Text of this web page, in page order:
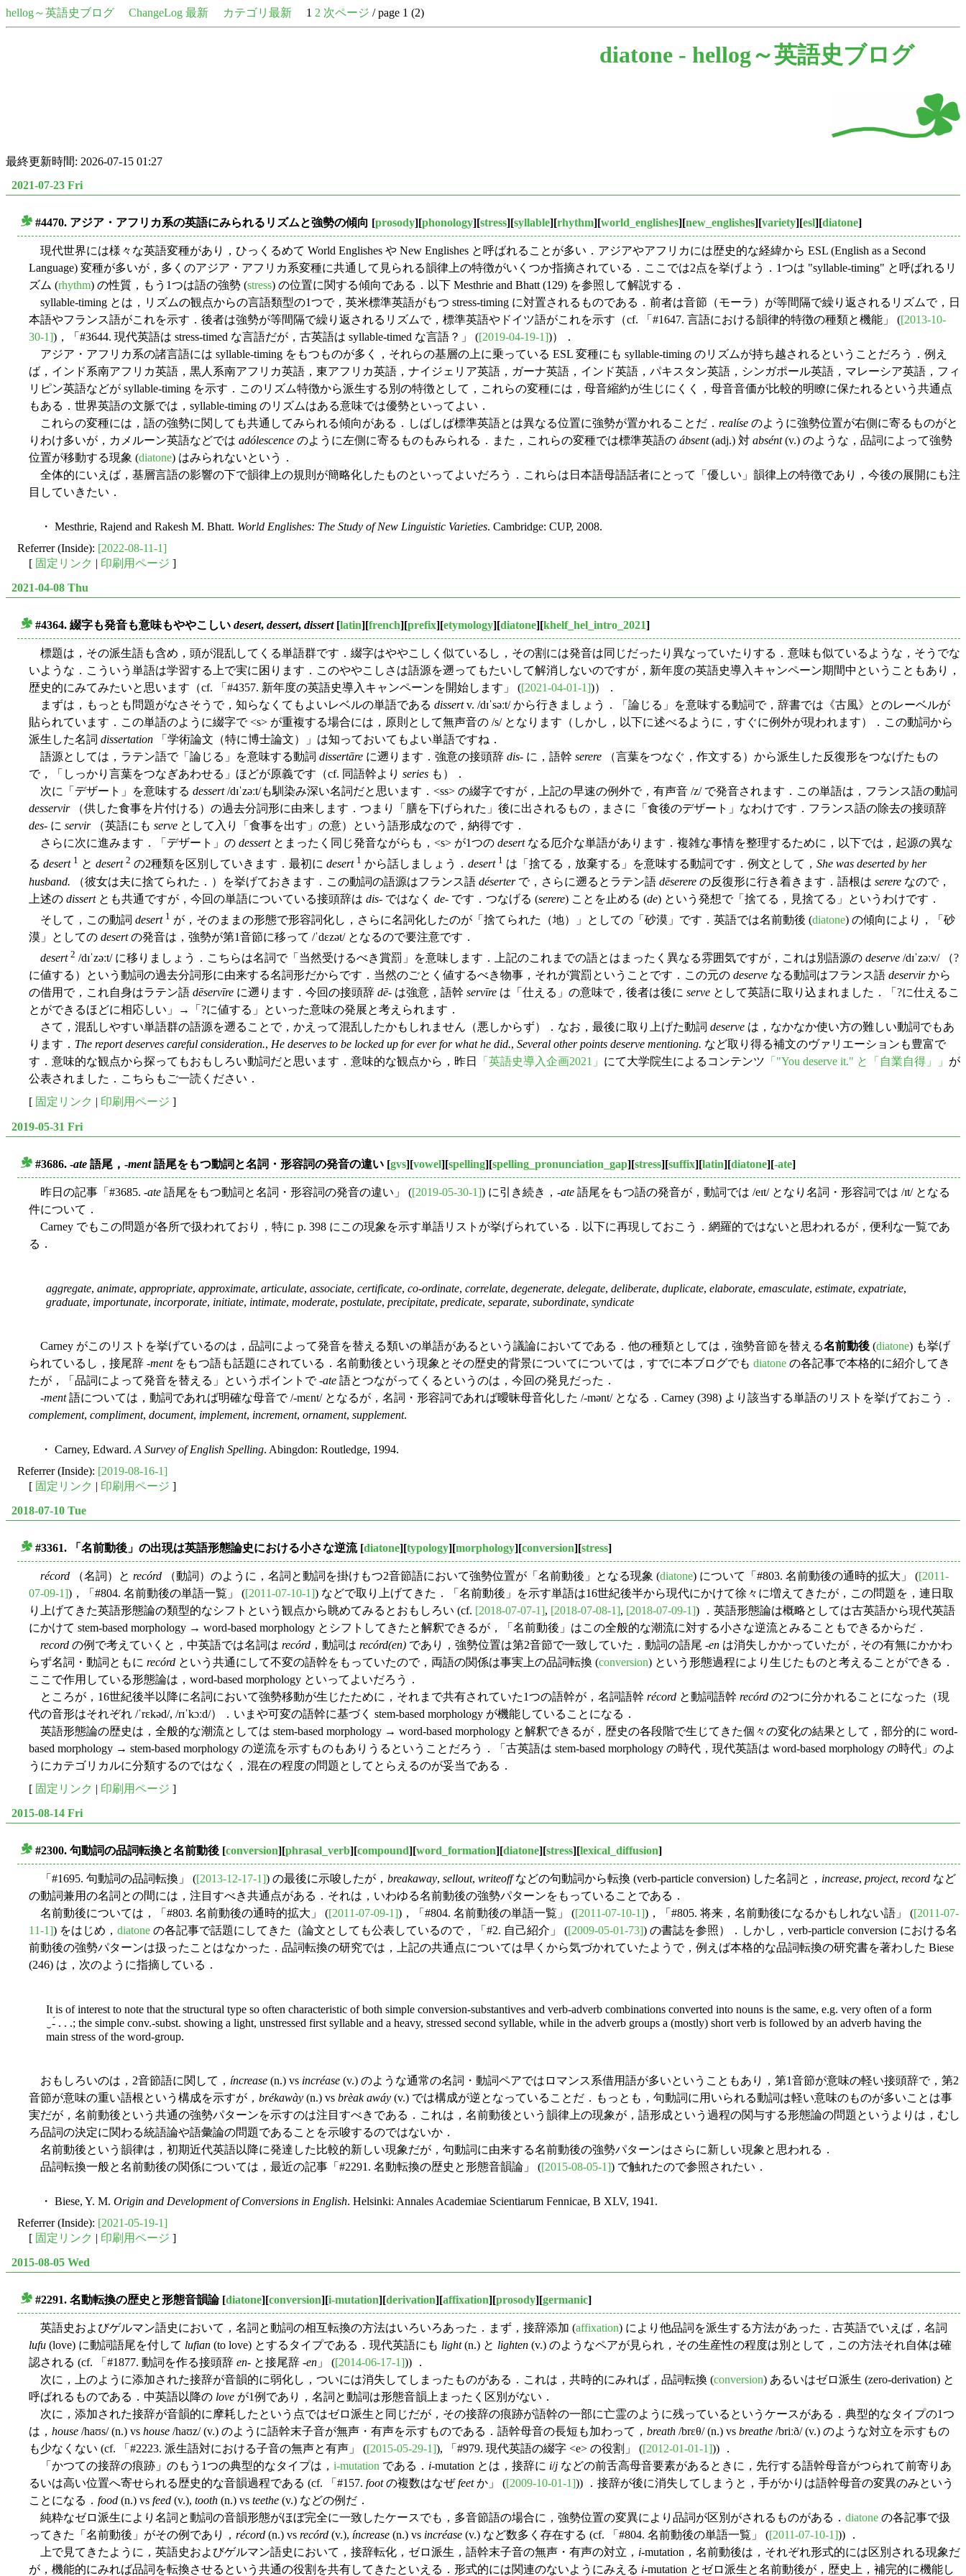
hellog～英語史ブログ ChangeLog 最新 カテゴリ最新 1 2 次ページ / page 1 (2)
diatone - hellog～英語史ブログ
最終更新時間: 2026-07-15 01:27
2021-07-23 Fri
#4470. アジア・アフリカ系の英語にみられるリズムと強勢の傾向 [prosody][phonology][stress][syllable][rhythm][world_englishes][new_englishes][variety][esl][diatone]
現代世界には様々な英語変種があり，ひっくるめて World Englishes や New Englishes と呼ばれることが多い．アジアやアフリカには歴史的な経緯から ESL (English as a Second
Language) 変種が多いが，多くのアジア・アフリカ系変種に共通して見られる韻律上の特徴がいくつか指摘されている．ここでは2点を挙げよう．1つは "syllable-timing" と呼ばれるリ
ズム (rhythm) の性質，もう1つは語の強勢 (stress) の位置に関する傾向である．以下 Mesthrie and Bhatt (129) を参照して解説する．
syllable-timing とは，リズムの観点からの言語類型の1つで，英米標準英語がもつ stress-timing に対置されるものである．前者は音節（モーラ）が等間隔で繰り返されるリズムで，日
本語やフランス語がこれを示す．後者は強勢が等間隔で繰り返されるリズムで，標準英語やドイツ語がこれを示す（cf. 「#1647. 言語における韻律的特徴の種類と機能」 ([2013-10-
30-1])，「#3644. 現代英語は stress-timed な言語だが，古英語は syllable-timed な言語？」 ([2019-04-19-1])）．
アジア・アフリカ系の諸言語には syllable-timing をもつものが多く，それらの基層の上に乗っている ESL 変種にも syllable-timing のリズムが持ち越されるということだろう．例え
ば，インド系南アフリカ英語，黒人系南アフリカ英語，東アフリカ英語，ナイジェリア英語，ガーナ英語，インド英語，パキスタン英語，シンガポール英語，マレーシア英語，フィ
リピン英語などが syllable-timing を示す．このリズム特徴から派生する別の特徴として，これらの変種には，母音縮約が生じにくく，母音音価が比較的明瞭に保たれるという共通点
もある．世界英語の文脈では，syllable-timing のリズムはある意味では優勢といってよい．
これらの変種には，語の強勢に関しても共通してみられる傾向がある．しばしば標準英語とは異なる位置に強勢が置かれることだ． realíse のように強勢位置が右側に寄るものがと
りわけ多いが，カメルーン英語などでは adólescence のように左側に寄るものもみられる．また，これらの変種では標準英語の ábsent(adj.) 対 absént(v.) のような，品詞によって強勢
位置が移動する現象 (diatone) はみられないという．
全体的にいえば，基層言語の影響の下で韻律上の規則が簡略化したものといってよいだろう．これらは日本語母語話者にとって「優しい」韻律上の特徴であり，今後の展開にも注
目していきたい．
・ Mesthrie, Rajend and Rakesh M. Bhatt. World Englishes: The Study of New Linguistic Varieties. Cambridge: CUP, 2008.
Referrer (Inside): [2022-08-11-1]
[ 固定リンク | 印刷用ページ ]
2021-04-08 Thu
#4364. 綴字も発音も意味もややこしい desert, dessert, dissert[latin][french][prefix][etymology][diatone][khelf_hel_intro_2021]
標題は，その派生語も含め，頭が混乱してくる単語群です．綴字はややこしく似ているし，その割には発音は同じだったり異なっていたりする．意味も似ているような，そうでな
いような．こういう単語は学習する上で実に困ります．このややこしさは語源を遡ってもたいして解消しないのですが，新年度の英語史導入キャンペーン期間中ということもあり，
歴史的にみてみたいと思います（cf. 「#4357. 新年度の英語史導入キャンペーンを開始します」 ([2021-04-01-1])）．
まずは，もっとも問題がなさそうで，知らなくてもよいレベルの単語である dissertv. /dɪˈsəːt/ から行きましょう．「論じる」を意味する動詞で，辞書では《古風》とのレーベルが
貼られています．この単語のように綴字で <s> が重複する場合には，原則として無声音の /s/ となります（しかし，以下に述べるように，すぐに例外が現われます）．この動詞から
派生した名詞 dissertation 「学術論文（特に博士論文）」は知っておいてもよい単語ですね．
語源としては，ラテン語で「論じる」を意味する動詞 dissertāre に遡ります．強意の接頭辞 dis- に，語幹 serere （言葉をつなぐ，作文する）から派生した反復形をつなげたもの
で，「しっかり言葉をつなぎあわせる」ほどが原義です（cf. 同語幹より series も）．
次に「デザート」を意味する dessert/dɪˈzəːt/も馴染み深い名詞だと思います．<ss> の綴字ですが，上記の早速の例外で，有声音 /z/ で発音されます．この単語は，フランス語の動詞
desservir（供した食事を片付ける）の過去分詞形に由来します．つまり「膳を下げられた」後に出されるもの，まさに「食後のデザート」なわけです．フランス語の除去の接頭辞
des- に servir（英語にも serve として入り「食事を出す」の意）という語形成なので，納得です．
さらに次に進みます．「デザート」の dessertとまったく同じ発音ながらも，<s> が1つの desertなる厄介な単語があります．複雑な事情を整理するために，以下では，起源の異な
る desert 1 と desert 2 の2種類を区別していきます．最初に desert 1 から話しましょう． desert 1 は「捨てる，放棄する」を意味する動詞です．例文として， She was deserted by her
husband. （彼女は夫に捨てられた．）を挙げておきます．この動詞の語源はフランス語 déserterで，さらに遡るとラテン語 dēserere の反復形に行き着きます．語根は serere なので，
上述の dissertとも共通ですが，今回の単語についている接頭辞は dis- ではなく de- です．つなげる (serere) ことを止める (de) という発想で「捨てる，見捨てる」というわけです．
そして，この動詞 desert 1 が，そのままの形態で形容詞化し，さらに名詞化したのが「捨てられた（地）」としての「砂漠」です．英語では名前動後 (diatone) の傾向により，「砂
漠」としての desertの発音は，強勢が第1音節に移って /ˈdɛzət/ となるので要注意です．
desert 2 /dɪˈzəːt/ に移りましょう．こちらは名詞で「当然受けるべき賞罰」を意味します．上記のこれまでの語とはまったく異なる雰囲気ですが，これは別語源の deserve /dɪˈzəːv/ （?
に値する）という動詞の過去分詞形に由来する名詞形だからです．当然のごとく値するべき物事，それが賞罰ということです．この元の deserve なる動詞はフランス語 deservirから
の借用で，これ自身はラテン語 dēservīre に遡ります．今回の接頭辞 dē- は強意，語幹 servīre は「仕える」の意味で，後者は後に serve として英語に取り込まれました．「?に仕えるこ
とができるほどに相応しい」→「?に値する」といった意味の発展と考えられます．
さて，混乱しやすい単語群の語源を遡ることで，かえって混乱したかもしれません（悪しからず）．なお，最後に取り上げた動詞 deserve は，なかなか使い方の難しい動詞でもあ
ります． The report deserves careful consideration., He deserves to be locked up for ever for what he did., Several other points deserve mentioning. など取り得る補文のヴァリエーションも豊富で
す．意味的な観点から探ってもおもしろい動詞だと思います．意味的な観点から，昨日
「英語史導入企画2021」 にて大学院生によるコンテンツ 「"You deserve it." と「自業自得」」 が
公表されました．こちらもご一読ください．
[ 固定リンク | 印刷用ページ ]
2019-05-31 Fri
#3686. -ate 語尾，-ment語尾をもつ動詞と名詞・形容詞の発音の違い [gvs][vowel][spelling][spelling_pronunciation_gap][stress][suffix][latin][diatone][-ate]
昨日の記事「#3685. -ate 語尾をもつ動詞と名詞・形容詞の発音の違い」 ([2019-05-30-1]) に引き続き，-ate 語尾をもつ語の発音が，動詞では /eɪt/ となり名詞・形容詞では /ɪt/ となる
件について．
Carney でもこの問題が各所で扱われており，特に p. 398 にこの現象を示す単語リストが挙げられている．以下に再現しておこう．網羅的ではないと思われるが，便利な一覧であ
る．
aggregate, animate, appropriate, approximate, articulate, associate, certificate, co-ordinate, correlate, degenerate, delegate, deliberate, duplicate, elaborate, emasculate, estimate, expatriate,
graduate, importunate, incorporate, initiate, intimate, moderate, postulate, precipitate, predicate, separate, subordinate, syndicate
Carney がこのリストを挙げているのは，品詞によって発音を替える類いの単語があるという議論においてである．他の種類としては，強勢音節を替える名前動後 (diatone) も挙げ
られているし，接尾辞 -mentをもつ語も話題にされている．名前動後という現象とその歴史的背景についてについては，すでに本ブログでも diatone の各記事で本格的に紹介してき
たが，「品詞によって発音を替える」というポイントで -ate 語とつながってくるというのは，今回の発見だった．
-ment語については，動詞であれば明確な母音で /-mɛnt/ となるが，名詞・形容詞であれば曖昧母音化した /-mənt/ となる．Carney (398) より該当する単語のリストを挙げておこう．
complement, compliment, document, implement, increment, ornament, supplement.
・ Carney, Edward. A Survey of English Spelling. Abingdon: Routledge, 1994.
Referrer (Inside): [2019-08-16-1]
[ 固定リンク | 印刷用ページ ]
2018-07-10 Tue
#3361. 「名前動後」の出現は英語形態論史における小さな逆流[diatone][typology][morphology][conversion][stress]
récord （名詞）と recórd （動詞）のように，名詞と動詞を掛けもつ2音節語において強勢位置が「名前動後」となる現象 (diatone) について「#803. 名前動後の通時的拡大」 ([2011-
07-09-1])，「#804. 名前動後の単語一覧」 ([2011-07-10-1]) などで取り上げてきた．「名前動後」を示す単語は16世紀後半から現代にかけて徐々に増えてきたが，この問題を，連日取
り上げてきた英語形態論の類型的なシフトという観点から眺めてみるとおもしろい (cf. [2018-07-07-1], [2018-07-08-1], [2018-07-09-1]) ．英語形態論は概略としては古英語から現代英語
にかけて stem-based morphology → word-based morphology とシフトしてきたと解釈できるが，「名前動後」はこの全般的な潮流に対する小さな逆流とみることもできるからだ．
record の例で考えていくと，中英語では名詞は recórd ，動詞は recórd(en) であり，強勢位置は第2音節で一致していた．動詞の語尾 -en は消失しかかっていたが，その有無にかかわ
らず名詞・動詞ともに recórd という共通にして不変の語幹をもっていたので，両語の関係は事実上の品詞転換 (conversion) という形態過程により生じたものと考えることができる．
ここで作用している形態論は，word-based morphology といってよいだろう．
ところが，16世紀後半以降に名詞において強勢移動が生じたために，それまで共有されていた1つの語幹が，名詞語幹 récord と動詞語幹 recórd の2つに分かれることになった（現
代の音形はそれぞれ /ˈrɛkəd/, /rɪˈkɔːd/）．いまや可変の語幹に基づく stem-based morphology が機能していることになる．
英語形態論の歴史は，全般的な潮流としては stem-based morphology → word-based morphology と解釈できるが，歴史の各段階で生じてきた個々の変化の結果として，部分的に word-
based morphology → stem-based morphology の逆流を示すものもありうるということだろう．「古英語は stem-based morphology の時代，現代英語は word-based morphology の時代」のよ
うにカテゴリカルに分類するのではなく，混在の程度の問題としてとらえるのが妥当である．
[ 固定リンク | 印刷用ページ ]
2015-08-14 Fri
#2300. 句動詞の品詞転換と名前動後 [conversion][phrasal_verb][compound][word_formation][diatone][stress][lexical_diffusion]
「#1695. 句動詞の品詞転換」 ([2013-12-17-1]) の最後に示唆したが， breakaway, sellout, writeoffなどの句動詞から転換 (verb-particle conversion) した名詞と， increase, project, record など
の動詞兼用の名詞との間には，注目すべき共通点がある．それは，いわゆる名前動後の強勢パターンをもっていることである．
名前動後については，「#803. 名前動後の通時的拡大」 ([2011-07-09-1])，「#804. 名前動後の単語一覧」 ([2011-07-10-1])，「#805. 将来，名前動後になるかもしれない語」 ([2011-07-
11-1]) をはじめ， diatone の各記事で話題にしてきた（論文としても公表しているので，「#2. 自己紹介」 ([2009-05-01-73]) の書誌を参照）．しかし，verb-particle conversion における名
前動後の強勢パターンは扱ったことはなかった．品詞転換の研究では，上記の共通点については早くから気づかれていたようで，例えば本格的な品詞転換の研究書を著わした Biese
(246) は，次のように指摘している．
It is of interest to note that the structural type so often characteristic of both simple conversion-substantives and verb-adverb combinations converted into nouns is the same, e.g. very often of a form
‿-́ . . .; the simple conv.-subst. showing a light, unstressed first syllable and a heavy, stressed second syllable, while in the adverb groups a (mostly) short verb is followed by an adverb having the
main stress of the word-group.
おもしろいのは，2音節語に関して， íncrease (n.) vs incréase (v.) のような通常の名詞・動詞ペアではロマンス系借用語が多いということもあり，第1音節が意味の軽い接頭辞で，第2
音節が意味の重い語根という構成を示すが， brékawày (n.) vs brèak awáy (v.) では構成が逆となっていることだ．もっとも，句動詞に用いられる動詞は軽い意味のものが多いことは事
実だが，名前動後という共通の強勢パターンを示すのは注目すべきである．これは，名前動後という韻律上の現象が，語形成という過程の関与する形態論の問題というよりは，むし
ろ品詞の決定に関わる統語論や語彙論の問題であることを示唆するのではないか．
名前動後という韻律は，初期近代英語以降に発達した比較的新しい現象だが，句動詞に由来する名前動後の強勢パターンはさらに新しい現象と思われる．
品詞転換一般と名前動後の関係については，最近の記事「#2291. 名動転換の歴史と形態音韻論」 ([2015-08-05-1]) で触れたので参照されたい．
・ Biese, Y. M. Origin and Development of Conversions in English. Helsinki: Annales Academiae Scientiarum Fennicae, B XLV, 1941.
Referrer (Inside): [2021-05-19-1]
[ 固定リンク | 印刷用ページ ]
2015-08-05 Wed
#2291. 名動転換の歴史と形態音韻論[diatone][conversion][i-mutation][derivation][affixation][prosody][germanic]
英語史およびゲルマン語史において，名詞と動詞の相互転換の方法はいろいろあった．まず，接辞添加 (affixation) により他品詞を派生する方法があった．古英語でいえば，名詞
lufu (love) に動詞語尾を付して lufian (to love) とするタイプである．現代英語にも light(n.) と lighten (v.) のようなペアが見られ，その生産性の程度は別として，この方法それ自体は確
認される (cf. 「#1877. 動詞を作る接頭辞 en- と接尾辞 -en 」 ([2014-06-17-1])) ．
次に，上のように添加された接辞が音韻的に弱化し，ついには消失してしまったものがある．これは，共時的にみれば，品詞転換 (conversion) あるいはゼロ派生 (zero-derivation) と
呼ばれるものである．中英語以降の love が1例であり，名詞と動詞は形態音韻上まったく区別がない．
次に，添加された接辞が音韻的に摩耗したという点ではゼロ派生と同じだが，その接辞の痕跡が語幹の一部に亡霊のように残っているというケースがある．典型的なタイプの1つ
は， house /haʊs/ (n.) vs house /haʊz/ (v.) のように語幹末子音が無声・有声を示すものである．語幹母音の長短も加わって， breath /brɛθ/ (n.) vs breathe /briːð/ (v.) のような対立を示すもの
も少なくない (cf. 「#2223. 派生語対における子音の無声と有声」 ([2015-05-29-1]), 「#979. 現代英語の綴字 <e> の役割」 ([2012-01-01-1])) ．
「かつての接辞の痕跡」のもう1つの典型的なタイプは， i-mutation である． i-mutation とは，接辞に i/j などの前舌高母音要素があるときに，先行する語幹母音がつられて前寄りあ
るいは高い位置へ寄せられる歴史的な音韻過程である (cf. 「#157. footの複数はなぜfeetか」 ([2009-10-01-1])) ．接辞が後に消失してしまうと，手がかりは語幹母音の変異のみという
ことになる． food (n.) vs feed (v.), tooth (n.) vs teethe (v.) などの例だ．
純粋なゼロ派生により名詞と動詞の音韻形態がほぼ完全に一致したケースでも，多音節語の場合に，強勢位置の変異により品詞が区別がされるものがある． diatone の各記事で扱
ってきた「名前動後」がその例であり， récord (n.) vs recórd (v.), íncrease (n.) vs incréase (v.) など数多く存在する (cf. 「#804. 名前動後の単語一覧」 ([2011-07-10-1])) ．
上で見てきたように，英語史およびゲルマン語史において，接辞転化，ゼロ派生，語幹末子音の無声・有声の対立， i-mutation，名前動後は，それぞれ形式的には区別される現象だ
が，機能的にみれば品詞を転換させるという共通の役割を共有してきたといえる．形式的には関連のないようにみえる i-mutation とゼロ派生と名前動後が，歴史上，補完的に機能し